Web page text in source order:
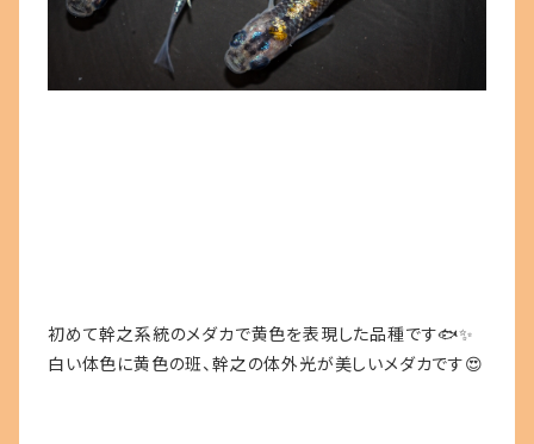
初めて幹之系統のメダカで黄色を表現した品種です🐟✨
白い体色に黄色の班、幹之の体外光が美しいメダカです😍